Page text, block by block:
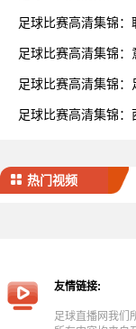
热门视频
友情链接:
足球直播网我们